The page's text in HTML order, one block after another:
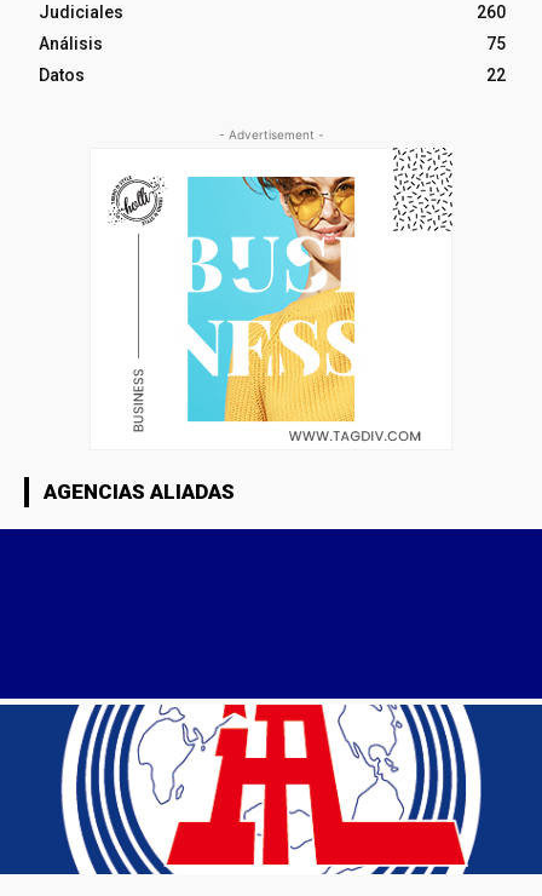
Judiciales
260
Análisis
75
Datos
22
- Advertisement -
AGENCIAS ALIADAS